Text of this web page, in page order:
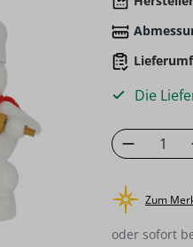
Die
Zum
oder sofort